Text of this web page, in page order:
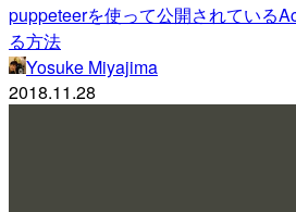
puppeteerを使って公開されている
る方法
Yosuke Miyajima
2018.11.28